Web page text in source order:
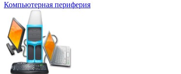
Компьютерная периферия